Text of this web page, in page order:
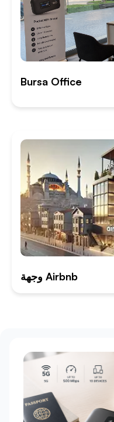
Bursa Office
وجهة Airbnb